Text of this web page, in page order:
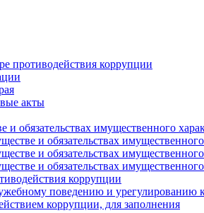
противодействия коррупции
акты
обязательствах имущественного
и обязательствах
и обязательствах
и обязательствах
коррупции
поведению и урегулированию
коррупции, для заполнения